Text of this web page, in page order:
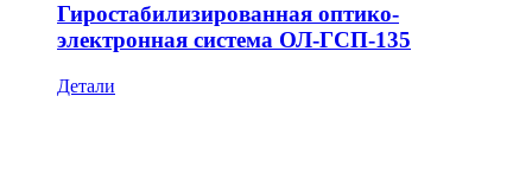
Гиростабилизированная оптико-
электронная система ОЛ-ГСП-135
Детали